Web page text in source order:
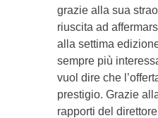
grazie alla sua
riuscita ad
alla settima
sempre più
vuol dire che
prestigio. Grazie
rapporti del